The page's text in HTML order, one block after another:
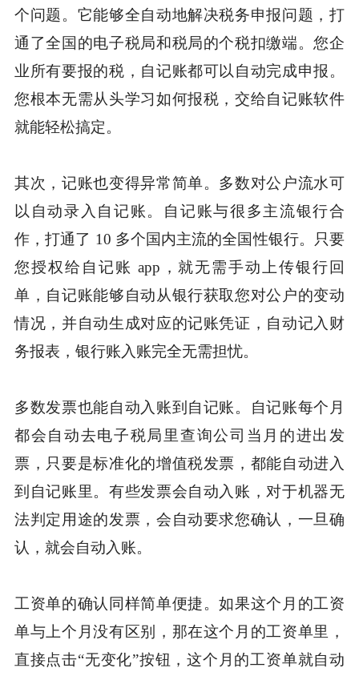
个问题。它能够全自动地解决税务申报问题，打
通了全国的电子税局和税局的个税扣缴端。您企
业所有要报的税，自记账都可以自动完成申报。
您根本无需从头学习如何报税，交给自记账软件
就能轻松搞定。
其次，记账也变得异常简单。多数对公户流水可
以自动录入自记账。自记账与很多主流银行合
作，打通了 10 多个国内主流的全国性银行。只要
您授权给自记账 app，就无需手动上传银行回
单，自记账能够自动从银行获取您对公户的变动
情况，并自动生成对应的记账凭证，自动记入财
务报表，银行账入账完全无需担忧。
多数发票也能自动入账到自记账。自记账每个月
都会自动去电子税局里查询公司当月的进出发
票，只要是标准化的增值税发票，都能自动进入
到自记账里。有些发票会自动入账，对于机器无
法判定用途的发票，会自动要求您确认，一旦确
认，就会自动入账。
工资单的确认同样简单便捷。如果这个月的工资
单与上个月没有区别，那在这个月的工资单里，
直接点击“无变化”按钮，这个月的工资单就自动